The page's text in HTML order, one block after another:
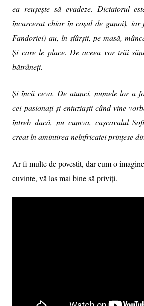
ea reușește să evadeze. Dictatorul
încarcerat chiar în coșul de gunoi),
Fandoriei) au, în sfârșit, pe masă,
Și care le place. De aceea vor trăi
bătrâneți.
Și încă ceva. De atunci, numele lor a
cei pasionați și entuziaști când vine
întreb dacă, nu cumva, cașcavalul
creat în amintirea neînfricatei prințese
Ar fi multe de povestit, dar cum o
cuvinte, vă las mai bine să priviți.